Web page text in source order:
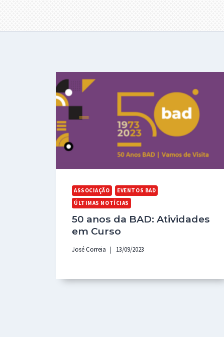
ASSOCIAÇÃO
EVENTOS BAD
ÚLTIMAS NOTÍCIAS
50 anos da BAD: Atividades
em Curso
José Correia 13/09/2023